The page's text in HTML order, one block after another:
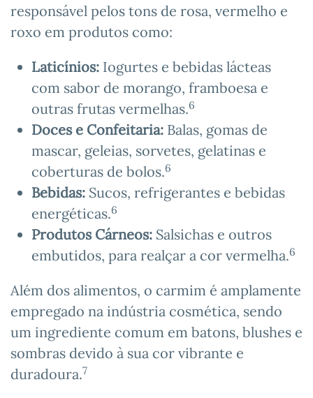
responsável pelos tons de rosa, vermelho e
roxo em produtos como:
Laticínios: Iogurtes e bebidas lácteas
com sabor de morango, framboesa e
outras frutas vermelhas.6
Doces e Confeitaria: Balas, gomas de
mascar, geleias, sorvetes, gelatinas e
coberturas de bolos.6
Bebidas: Sucos, refrigerantes e bebidas
energéticas.6
Produtos Cárneos: Salsichas e outros
embutidos, para realçar a cor vermelha.6
Além dos alimentos, o carmim é amplamente
empregado na indústria cosmética, sendo
um ingrediente comum em batons, blushes e
sombras devido à sua cor vibrante e
duradoura.7